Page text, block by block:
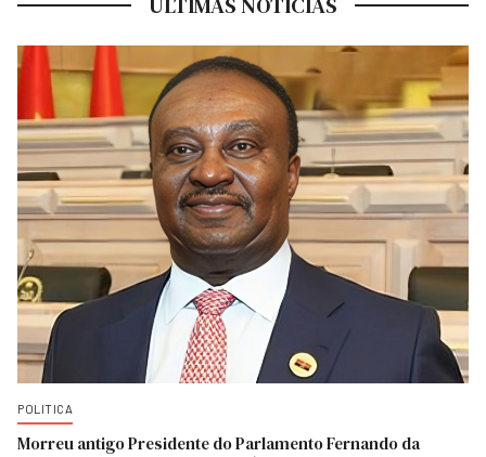
POLITICA
Morreu antigo Presidente do Parlamento Fernando da